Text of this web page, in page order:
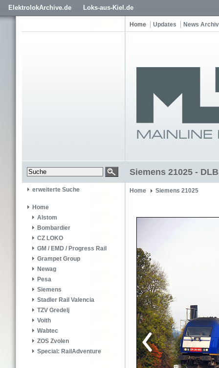
ElektrolokArchive.de Loks-aus-Kiel.de
Home Updates News Archiv
Siemens 21025 -
erweiterte Suche
Home
Alstom
Bombardier
CZ LOKO
GM / EMD / Progress Rail
Grampet Group
Newag
Pesa
Siemens
Stadler Rail Valencia
TZV Gredelj
Voith
Wabtec
ZOS Zvolen
Special: RailAdventure
Home Siemens 21025